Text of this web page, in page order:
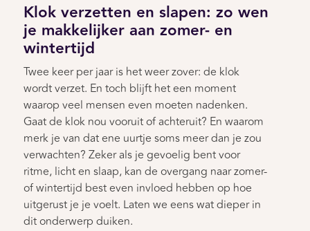
Klok verzetten en slapen: zo wen
je makkelijker aan zomer- en
wintertijd
Twee keer per jaar is het weer zover: de klok
wordt verzet. En toch blijft het een moment
waarop veel mensen even moeten nadenken.
Gaat de klok nou vooruit of achteruit? En waarom
merk je van dat ene uurtje soms meer dan je zou
verwachten? Zeker als je gevoelig bent voor
ritme, licht en slaap, kan de overgang naar zomer-
of wintertijd best even invloed hebben op hoe
uitgerust je je voelt. Laten we eens wat dieper in
dit onderwerp duiken.